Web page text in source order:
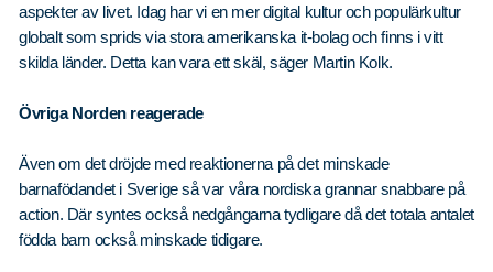
aspekter av livet. Idag har vi en mer digital kultur och populärkultur
globalt som sprids via stora amerikanska it-bolag och finns i vitt
skilda länder. Detta kan vara ett skäl, säger Martin Kolk.
Övriga Norden reagerade
Även om det dröjde med reaktionerna på det minskade
barnafödandet i Sverige så var våra nordiska grannar snabbare på
action. Där syntes också nedgångarna tydligare då det totala antalet
födda barn också minskade tidigare.